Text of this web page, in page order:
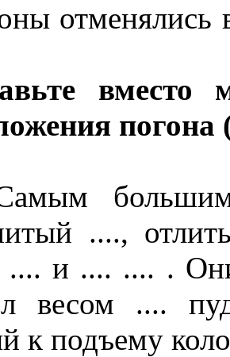
отменялись
вместо
погона
....,
и .... .... .
весом ....
к подъему